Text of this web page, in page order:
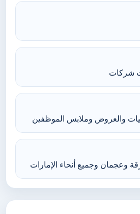
شركات
والعروض وملابس الموظفين
وعجمان وجميع أنحاء الإمارات